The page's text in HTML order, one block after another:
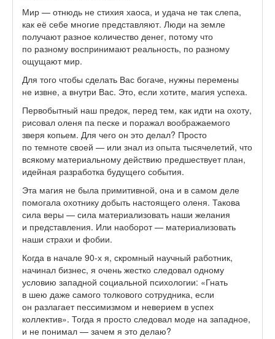
Мир — отнюдь не стихия хаоса, и удача не так слепа,
как её себе многие представляют. Люди на земле
получают разное количество денег, потому что
по разному воспринимают реальность, по разному
ощущают мир.
Для того чтобы сделать Вас богаче, нужны перемены
не извне, а внутри Вас. Это, если хотите, магия успеха.
Первобытный наш предок, перед тем, как идти на охоту,
рисовал оленя па песке и поражал воображаемого
зверя копьем. Для чего он это делал? Просто
по темноте своей — или знал из опыта тысячелетий, что
всякому материальному действию предшествует план,
идейная разработка будущего события.
Эта магия не была примитивной, она и в самом деле
помогала охотнику добыть настоящего оленя. Такова
сила веры — сила материализовать наши желания
и представления. Или наоборот — материализовать
наши страхи и фобии.
Когда в начале 90-х я, скромный научный работник,
начинал бизнес, я очень жестко следовал одному
условию западной социальной психологии: «Гнать
в шею даже самого толкового сотрудника, если
он разлагает пессимизмом и неверием в успех
коллектив». Тогда я просто следовал моде на западное,
и не понимал — зачем я это делаю?